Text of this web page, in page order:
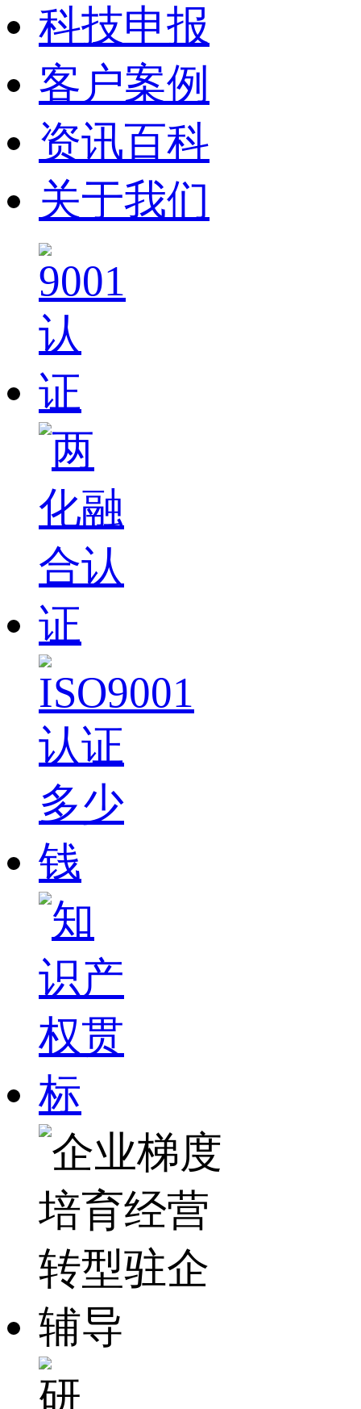
科技申报
客户案例
资讯百科
关于我们